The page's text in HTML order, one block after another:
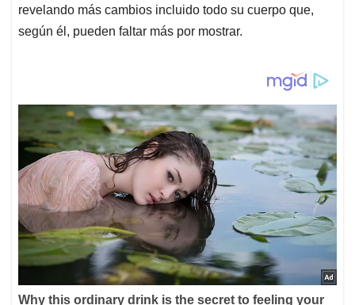
revelando más cambios incluido todo su cuerpo que,
según él, pueden faltar más por mostrar.